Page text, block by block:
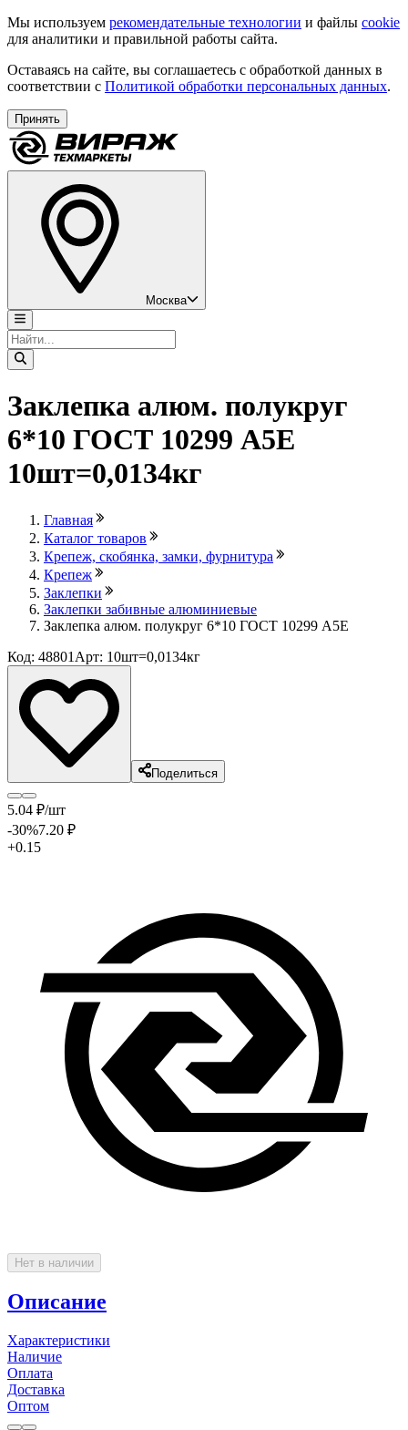
Мы используем рекомендательные технологии и файлы cookie
для аналитики и правильной работы сайта.
Оставаясь на сайте, вы соглашаетесь с обработкой данных в
соответствии с Политикой обработки персональных данных.
Принять
Москва
Заклепка алюм. полукруг
6*10 ГОСТ 10299 А5Е
10шт=0,0134кг
Главная
Каталог товаров
Крепеж, скобянка, замки, фурнитура
Крепеж
Заклепки
Заклепки забивные алюминиевые
Заклепка алюм. полукруг 6*10 ГОСТ 10299 А5Е
Код: 48801 Арт: 10шт=0,0134кг
Поделиться
5.04 ₽/шт
-30%7.20 ₽
+0.15
Нет в наличии
Описание
Характеристики
Наличие
Оплата
Доставка
Оптом